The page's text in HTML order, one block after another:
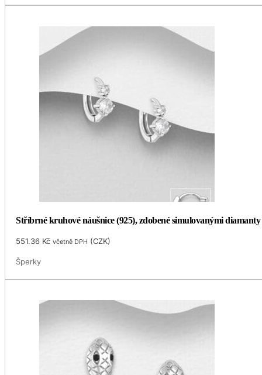
Stříbrné kruhové náušnice (925), zdobené simulovanými diamanty
551.36 Kč včetně DPH (CZK)
Šperky